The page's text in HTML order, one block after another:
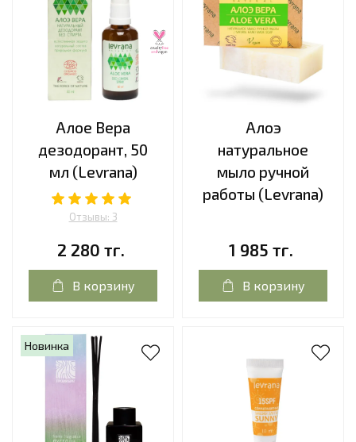
Алое Вера
дезодорант, 50
мл (Levrana)
Отзывы: 3
2 280 тг.
В корзину
Алоэ
натуральное
мыло ручной
работы (Levrana)
1 985 тг.
В корзину
Новинка